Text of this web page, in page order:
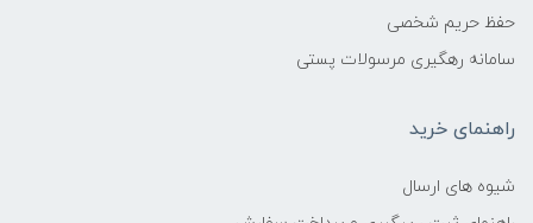
حفظ حریم شخصی
سامانه رهگیری مرسولات پستی
راهنمای خرید
شیوه های ارسال